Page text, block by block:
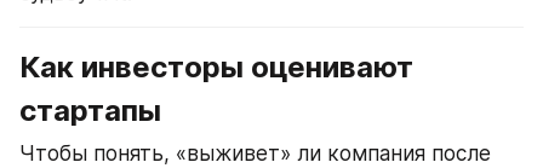
Как инвесторы оценивают
стартапы
Чтобы понять, «выживет» ли компания после